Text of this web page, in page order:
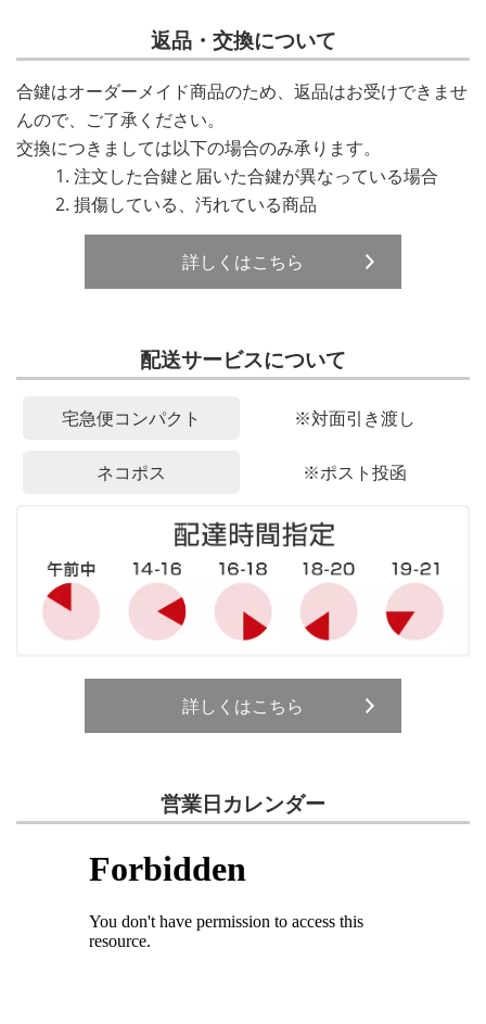
返品・交換について
合鍵はオーダーメイド商品のため、返品はお受けできませ
んので、ご了承ください。
交換につきましては以下の場合のみ承ります。
注文した合鍵と届いた合鍵が異なっている場合
損傷している、汚れている商品
詳しくはこちら
配送サービスについて
宅急便コンパクト ※対面引き渡し
ネコポス ※ポスト投函
詳しくはこちら
営業日カレンダー